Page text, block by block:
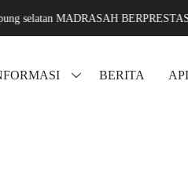
BERPRESTASI DAN
BERITA